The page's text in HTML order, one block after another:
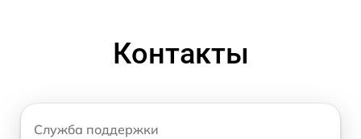
Контакты
Служба поддержки